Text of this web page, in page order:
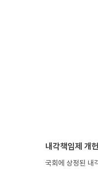
내각책임제 개
국회에 상정된 내